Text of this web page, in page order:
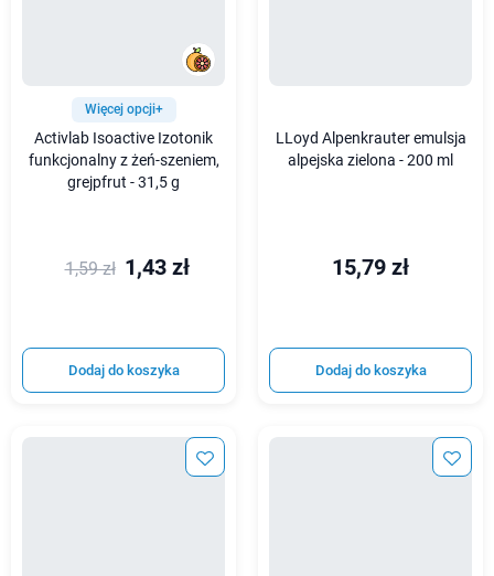
Więcej opcji+
Activlab Isoactive Izotonik
funkcjonalny z żeń-szeniem,
grejpfrut - 31,5 g
1,59 zł 1,43 zł
Dodaj do koszyka
LLoyd Alpenkrauter emulsja
alpejska zielona - 200 ml
15,79 zł
Dodaj do koszyka